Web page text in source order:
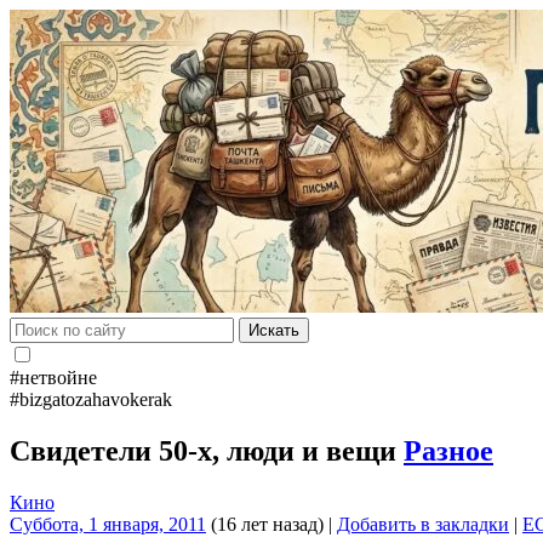
Искать
#нетвойне
#bizgatozahavokerak
Свидетели 50-х, люди и вещи Разное
Кино
Суббота, 1 января, 2011 (16 лет назад) | Добавить в закладки |